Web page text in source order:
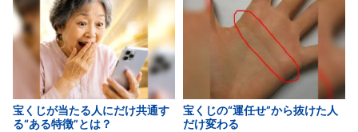
宝くじが当たる人にだけ共通す
る“ある特徴”とは？
宝くじの“運任せ”から抜けた人
だけ変わる